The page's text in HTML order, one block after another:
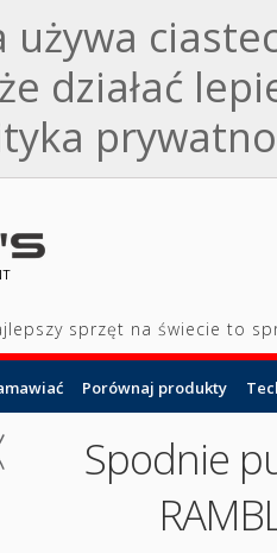
używa
działać
sprzęt na świecie to
Porównaj produkty
Spodnie